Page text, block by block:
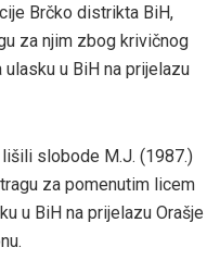
Brčko distrikta BiH,
za njim zbog krivičnog
u BiH na prijelazu
lišili slobode M.J. (1987.)
za pomenutim licem
u BiH na prijelazu Orašje